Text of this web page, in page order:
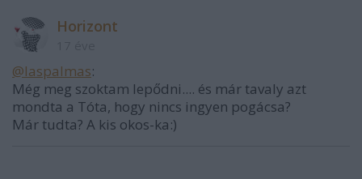
Horizont
@laspalmas:
Még meg szoktam lepődni.... és már tavaly azt
mondta a Tóta, hogy nincs ingyen pogácsa?
Már tudta? A kis okos-ka:)